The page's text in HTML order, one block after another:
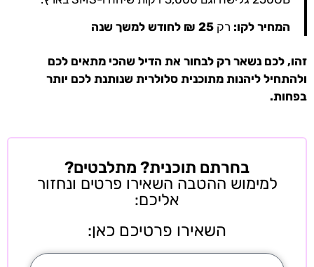
המחיר לקו: רק 25 ₪ לחודש למשך שנה
זהו, לכם נשאר רק לבחור את הדיל שהכי מתאים לכם
ולהתחיל ליהנות מתוכנית סלולרית שנותנת לכם יותר
בפחות.
בחרתם תוכנית? מתלבטים?
למימוש ההטבה השאירו פרטים ונחזור
אליכם:
השאירו פרטיכם כאן: